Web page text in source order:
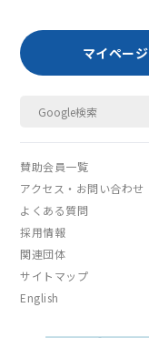
マイページ
賛助会員一覧
アクセス・お問い合わせ
よくある質問
採用情報
関連団体
サイトマップ
English